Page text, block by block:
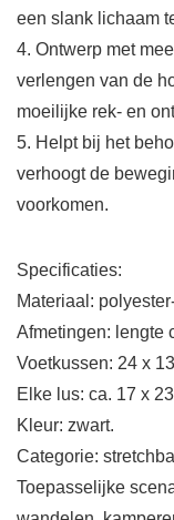
een slank lichaam
4. Ontwerp met
verlengen van de
moeilijke rek- en
5. Helpt bij het
verhoogt de
voorkomen.
Specificaties:
Materiaal:
Afmetingen: lengte
Voetkussen: 24 x
Elke lus: ca. 17 x
Kleur: zwart.
Categorie:
Toepasselijke